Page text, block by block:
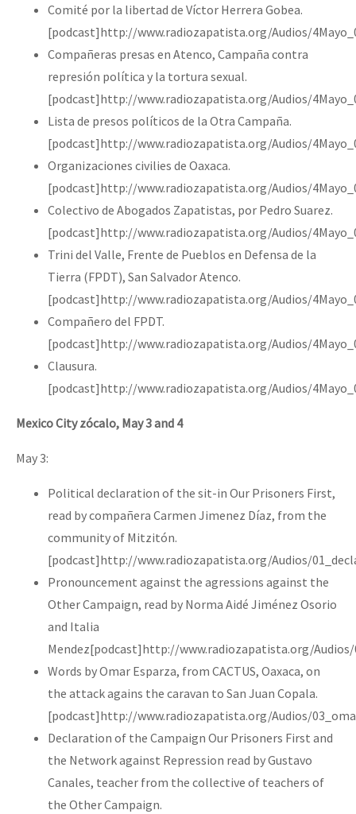
Comité por la libertad de Víctor Herrera Gobea.
[podcast]http://www.radiozapatista.org/Audios/
Compañeras presas en Atenco, Campaña contra
represión política y la tortura sexual.
[podcast]http://www.radiozapatista.org/Audios/
Lista de presos políticos de la Otra Campaña.
[podcast]http://www.radiozapatista.org/Audios/
Organizaciones civilies de Oaxaca.
[podcast]http://www.radiozapatista.org/Audios/
Colectivo de Abogados Zapatistas, por Pedro Suarez.
[podcast]http://www.radiozapatista.org/Audios/
Trini del Valle, Frente de Pueblos en Defensa de la
Tierra (FPDT), San Salvador Atenco.
[podcast]http://www.radiozapatista.org/Audios/
Compañero del FPDT.
[podcast]http://www.radiozapatista.org/Audios/
Clausura.
[podcast]http://www.radiozapatista.org/Audios/
Mexico City zócalo, May 3 and 4
May 3:
Political declaration of the sit-in Our Prisoners First,
read by compañera Carmen Jimenez Díaz, from the
community of Mitzitón.
[podcast]http://www.radiozapatista.org/Audios/
Pronouncement against the agressions against the
Other Campaign, read by Norma Aidé Jiménez Osorio
and Italia
Mendez[podcast]http://www.radiozapatista.org/
Words by Omar Esparza, from CACTUS, Oaxaca, on
the attack agains the caravan to San Juan Copala.
[podcast]http://www.radiozapatista.org/Audios/
Declaration of the Campaign Our Prisoners First and
the Network against Repression read by Gustavo
Canales, teacher from the collective of teachers of
the Other Campaign.